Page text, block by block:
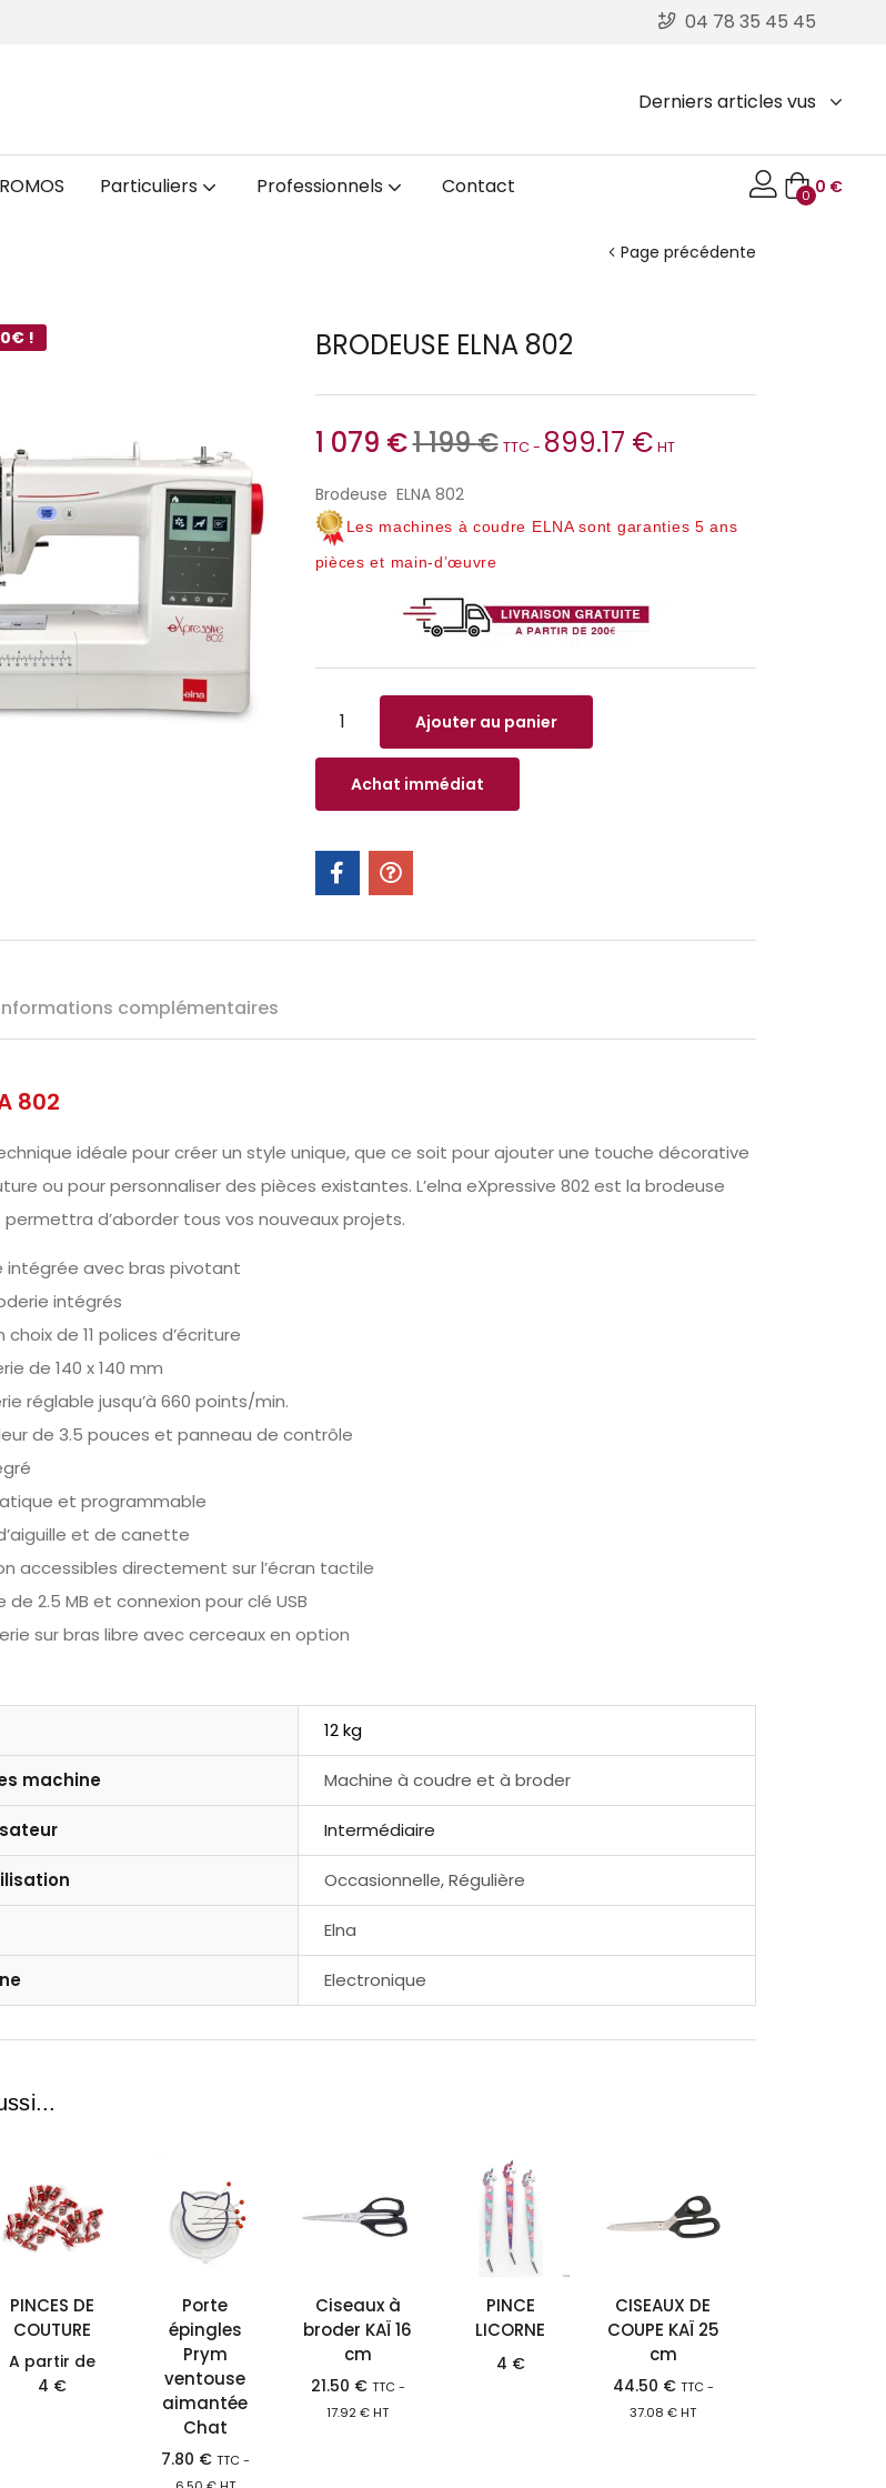
04 78 35 45 45
Derniers articles vus
Particuliers Professionnels Contact 0 0 €
Page précédente
! BRODEUSE ELNA 802
1 079 €1 199€ TTC - 899.17 € HT
Brodeuse ELNA 802
Les machines à coudre ELNA sont garanties 5 ans
pièces et main-d’œuvre
Ajouter au panier
Achat immédiat
complémentaires
802
idéale pour créer un style unique, que ce soit pour ajouter une touche décorative
ou pour personnaliser des pièces existantes. L’elna eXpressive 802 est la brodeuse
d’aborder tous vos nouveaux projets.
intégrée avec bras pivotant
intégrés
de 11 polices d’écriture
de 140 x 140 mm
réglable jusqu’à 660 points/min.
de 3.5 pouces et panneau de contrôle
et programmable
et de canette
accessibles directement sur l’écran tactile
2.5 MB et connexion pour clé USB
sur bras libre avec cerceaux en option
12 kg
machine Machine à coudre et à broder
Intermédiaire
Occasionnelle, Régulière
Elna
Electronique
PINCES DE
COUTURE
A partir de
4 €
Porte
épingles
Prym
ventouse
aimantée
Chat
7.80 € TTC -
Ciseaux à
broder KAÏ 16
cm
21.50 € TTC -
17.92€HT
PINCE
LICORNE
4 €
CISEAUX DE
COUPE KAÏ 25
cm
44.50 € TTC -
37.08€HT